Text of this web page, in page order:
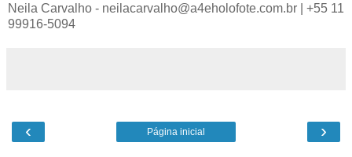
Neila Carvalho - neilacarvalho@a4eholofote.com.br | +55 11
99916-5094
‹ ›
Página inicial